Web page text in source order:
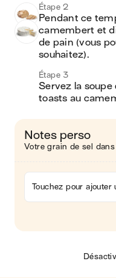
Étape 2
Pendant ce
camembert et
de pain (vous
souhaitez).
Étape 3
Servez la
toasts au
Notes perso
Votre grain de sel
Touchez pour ajouter